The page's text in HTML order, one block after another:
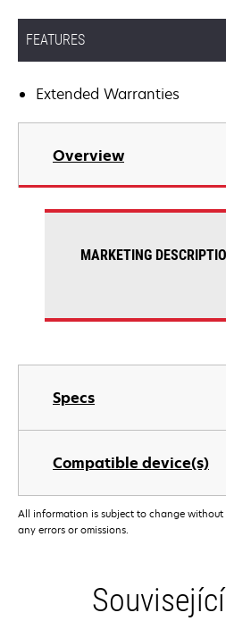
FEATURES
Extended Warranties
Overview
Specs
Compatible device(s)
MARKETING
All information is subject to change
any errors or omissions.